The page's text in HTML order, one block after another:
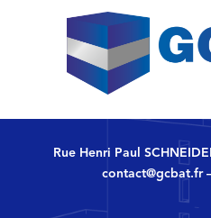
Rue Henri Paul
contact@gcbat.fr